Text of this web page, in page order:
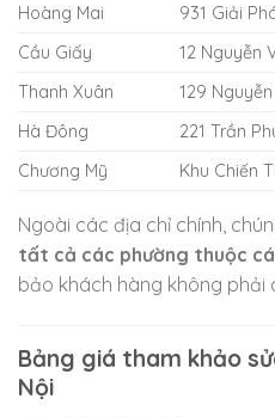
Hoàng Mai
931 Giải
Cầu Giấy
12 Nguyễn
Thanh Xuân
129
Hà Đông
221 Trần
Chương Mỹ
Khu Chiến
Ngoài các địa chỉ chính,
tất cả các phường thuộc
bảo khách hàng không phải
Bảng giá tham khảo
Nội